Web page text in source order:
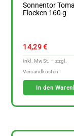
Sonnentor
Flocken 160 g
14,29€
In den